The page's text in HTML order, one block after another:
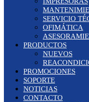
SERVICIO
OFIMÁTICA
PRODUCTOS
NUEVOS
PROMOCIONES
SOPORTE
NOTICIAS
CONTACTO